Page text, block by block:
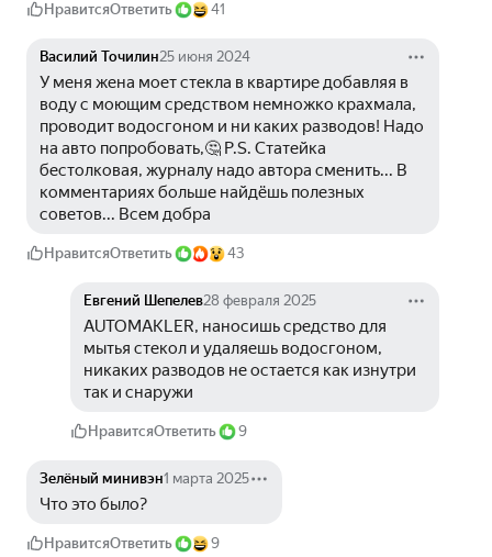
НравитсяОтветить 41
Василий Точилин25 июня 2024
У меня жена моет стекла в квартире добавляя в
воду с моющим средством немножко крахмала,
проводит водосгоном и ни каких разводов! Надо
на авто попробовать,🤔 P.S. Статейка
бестолковая, журналу надо автора сменить... В
комментариях больше найдёшь полезных
советов... Всем добра
НравитсяОтветить 43
Евгений Шепелев28 февраля 2025
AUTOMAKLER, наносишь средство для
мытья стекол и удаляешь водосгоном,
никаких разводов не остается как изнутри
так и снаружи
НравитсяОтветить 9
Зелёный минивэн1 марта 2025
Что это было?
НравитсяОтветить 9